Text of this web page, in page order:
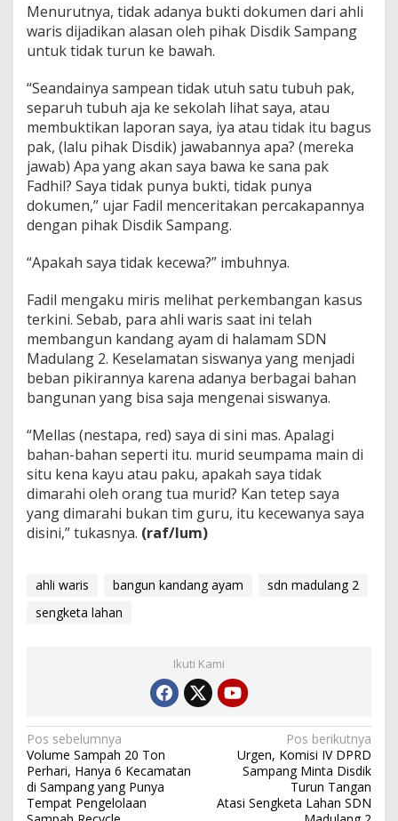
Menurutnya, tidak adanya bukti dokumen dari ahli
waris dijadikan alasan oleh pihak Disdik Sampang
untuk tidak turun ke bawah.
“Seandainya sampean tidak utuh satu tubuh pak,
separuh tubuh aja ke sekolah lihat saya, atau
membuktikan laporan saya, iya atau tidak itu bagus
pak, (lalu pihak Disdik) jawabannya apa? (mereka
jawab) Apa yang akan saya bawa ke sana pak
Fadhil? Saya tidak punya bukti, tidak punya
dokumen,” ujar Fadil menceritakan percakapannya
dengan pihak Disdik Sampang.
“Apakah saya tidak kecewa?” imbuhnya.
Fadil mengaku miris melihat perkembangan kasus
terkini. Sebab, para ahli waris saat ini telah
membangun kandang ayam di halamam SDN
Madulang 2. Keselamatan siswanya yang menjadi
beban pikirannya karena adanya berbagai bahan
bangunan yang bisa saja mengenai siswanya.
“Mellas (nestapa, red) saya di sini mas. Apalagi
bahan-bahan seperti itu. murid seumpama main di
situ kena kayu atau paku, apakah saya tidak
dimarahi oleh orang tua murid? Kan tetep saya
yang dimarahi bukan tim guru, itu kecewanya saya
disini,” tukasnya. (raf/lum)
ahli waris bangun kandang ayam
sdn madulang 2
sengketa lahan
Ikuti Kami
Navigasi
pos
Pos sebelumnya
Volume Sampah 20 Ton
Perhari, Hanya 6 Kecamatan
di Sampang yang Punya
Tempat Pengelolaan
Pos berikutnya
Urgen, Komisi IV DPRD
Sampang Minta Disdik
Turun Tangan
Atasi Sengketa Lahan SDN